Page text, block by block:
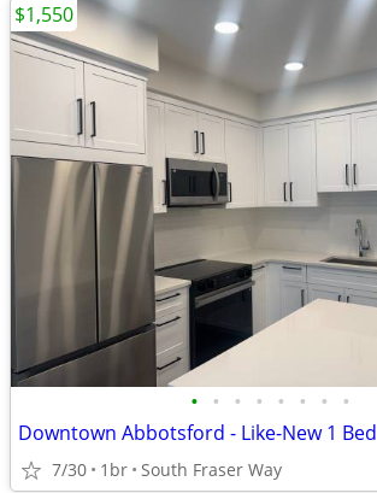
• • • • • • • •
Downtown Abbotsford - Like-New 1 Bed
7/30 1br South Fraser Way
$1,550